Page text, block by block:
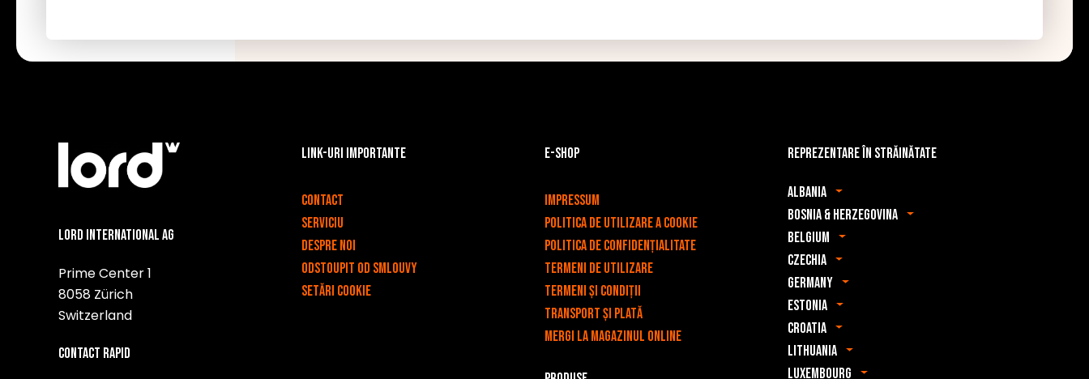
Lord International AG
Prime Center 1
8058 Zürich
Switzerland
Contact rapid
Link-uri importante
Contact
Serviciu
Despre noi
Odstoupit od smlouvy
Setări cookie
E-shop
Impressum
Politica de utilizare a cookie
Politica de confidențialitate
Termeni de utilizare
Termeni și condiții
Transport și plată
Mergi la magazinul online
Reprezentare în străinătate
Albania
Bosnia & Herzegovina
Belgium
Czechia
Germany
Estonia
Croatia
Lithuania
Luxembourg